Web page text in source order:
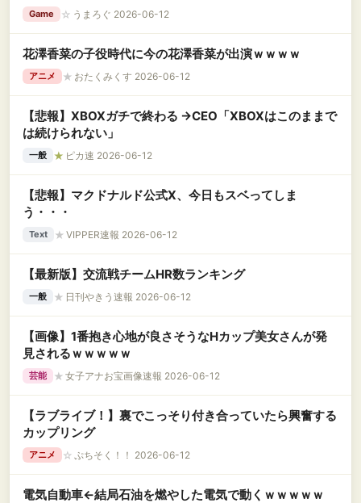
Game ☆ うまろぐ 2026-06-12
花澤香菜の子役時代に今の花澤香菜が出演ｗｗｗｗ
アニメ ★ おたくみくす 2026-06-12
【悲報】XBOXガチで終わる →CEO「XBOXはこのままで
は続けられない」
一般 ★ ピカ速 2026-06-12
【悲報】マクドナルド公式X、今日もスベってしま
う・・・
Text ★ VIPPER速報 2026-06-12
【最新版】交流戦チームHR数ランキング
一般 ★ 日刊やきう速報 2026-06-12
【画像】1番抱き心地が良さそうなHカップ美女さんが発
見されるｗｗｗｗｗ
芸能 ★ 女子アナお宝画像速報 2026-06-12
【ラブライブ！】裏でこっそり付き合っていたら興奮する
カップリング
アニメ ☆ ぷちそく！！ 2026-06-12
電気自動車←結局石油を燃やした電気で動くｗｗｗｗｗ